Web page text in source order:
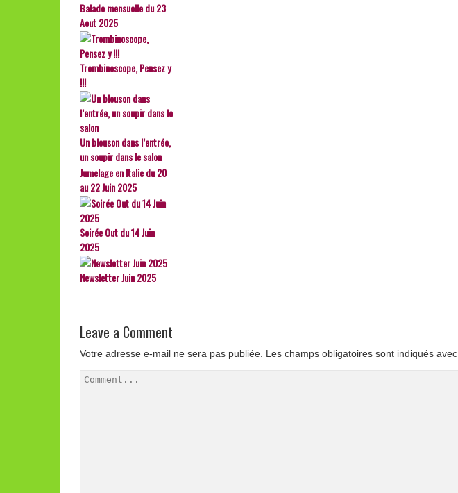
Balade mensuelle du 23
Aout 2025
Trombinoscope, Pensez y
!!!
Un blouson dans l’entrée,
un soupir dans le salon
Jumelage en Italie du 20
au 22 Juin 2025
Soirée Out du 14 Juin
2025
Newsletter Juin 2025
Leave a Comment
Votre adresse e-mail ne sera pas publiée. Les champs obligatoires sont indiqués avec